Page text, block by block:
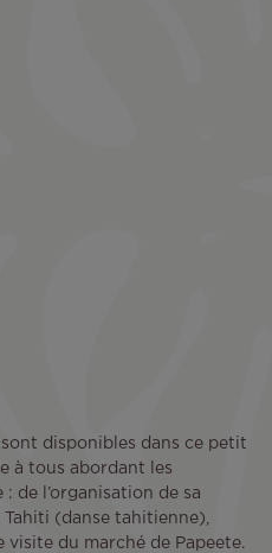
disponibles dans ce petit
à tous abordant les
de l’organisation de sa
Tahiti (danse tahitienne),
visite du marché de Papeete.